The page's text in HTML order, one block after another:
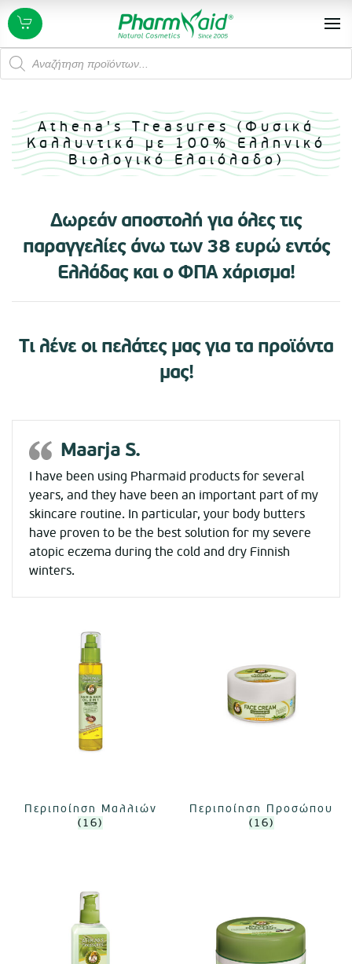
Products
search
Athena's Treasures (Φυσικά
Καλλυντικά με 100% Ελληνικό
Βιολογικό Ελαιόλαδο)
Δωρεάν αποστολή για όλες τις
παραγγελίες άνω των 38 ευρώ εντός
Ελλάδας και ο ΦΠΑ χάρισμα!
Τι λένε οι πελάτες μας για τα προϊόντα
μας!
Maarja S.
I have been using Pharmaid products for several
years, and they have been an important part of my
skincare routine. In particular, your body butters
have proven to be the best solution for my severe
atopic eczema during the cold and dry Finnish
winters.
Περιποίηση Μαλλιών
(16)
Περιποίηση Προσώπου
(16)